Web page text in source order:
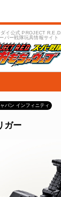
イ公式 PROJECT R.E.D.
パー戦隊玩具情報サイト
バン インフィニティ
ガー